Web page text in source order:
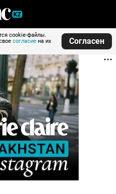
cookie-файлы.
согласие на их
Согласен